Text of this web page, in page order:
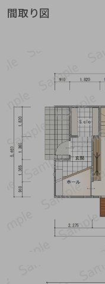
間取り図